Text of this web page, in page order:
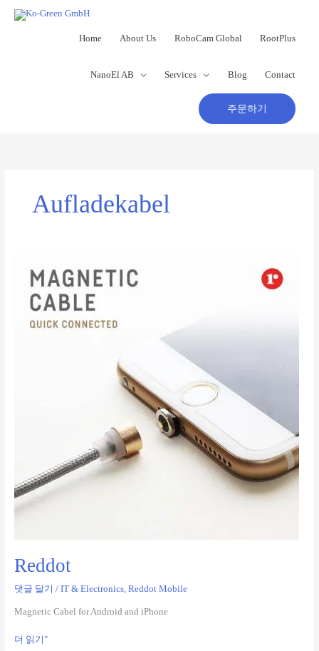
Home About Us RoboCam Global RootPlus
NanoEl AB Services Blog Contact
주문하기
Aufladekabel
Reddot
댓글 달기 / IT & Electronics, Reddot Mobile
Magnetic Cabel for Android and iPhone
더 읽기"